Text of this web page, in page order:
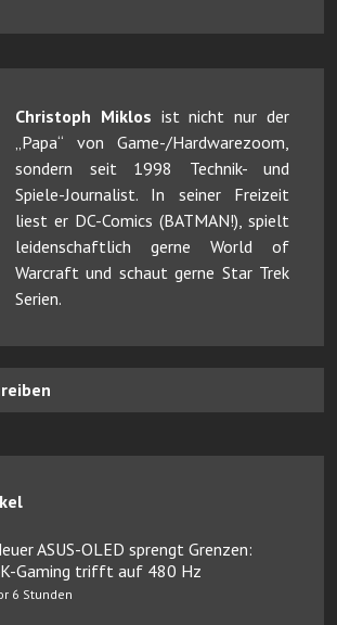
Christoph Miklos ist nicht nur der
„Papa“ von Game-/Hardwarezoom,
sondern seit 1998 Technik- und
Spiele-Journalist. In seiner Freizeit
liest er DC-Comics (BATMAN!), spielt
leidenschaftlich gerne World of
Warcraft und schaut gerne Star Trek
Serien.
ASUS-OLED sprengt Grenzen:
Gaming trifft auf 480 Hz
6 Stunden